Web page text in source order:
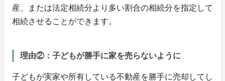
産、または法定相続分より多い割合の相続分を指定して
相続させることができます。
理由②：子どもが勝手に家を売らないように
子どもが実家や所有している不動産を勝手に売却してし